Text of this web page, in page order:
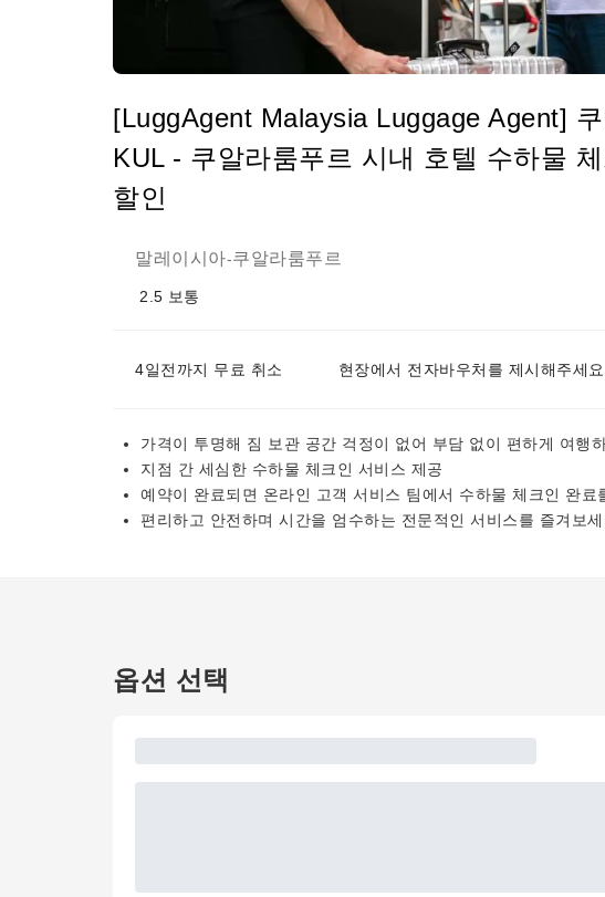
[LuggAgent Malaysia Luggage Agent]
KUL - 쿠알라룸푸르 시내 호텔 수하물
할인
말레이시아-쿠알라룸푸르
2.5 보통
4일전까지 무료 취소 현장에서 전자바우처를 제시해주세요.
가격이 투명해 짐 보관 공간 걱정이 없어 부담 없이 편하게 여행
지점 간 세심한 수하물 체크인 서비스 제공
예약이 완료되면 온라인 고객 서비스 팀에서 수하물 체크인 완
편리하고 안전하며 시간을 엄수하는 전문적인 서비스를 즐겨보세
옵션 선택